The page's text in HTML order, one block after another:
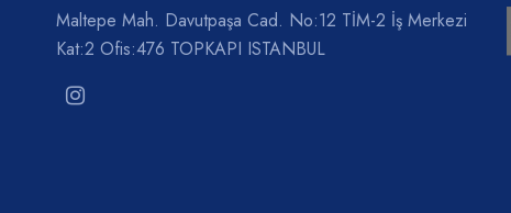
Maltepe Mah. Davutpaşa Cad. No:12 TİM-2 İş Merkezi
Kat:2 Ofis:476 TOPKAPI ISTANBUL